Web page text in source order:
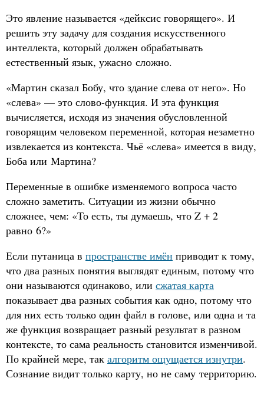
Это явление называется «дейксис говорящего». И
решить эту задачу для создания искусственного
интеллекта, который должен обрабатывать
естественный язык, ужасно сложно.
«Мартин сказал Бобу, что здание слева от него». Но
«слева» — это слово-функция. И эта функция
вычисляется, исходя из значения обусловленной
говорящим человеком переменной, которая незаметно
извлекается из контекста. Чьё «слева» имеется в виду,
Боба или Мартина?
Переменные в ошибке изменяемого вопроса часто
сложно заметить. Ситуации из жизни обычно
сложнее, чем: «То есть, ты думаешь, что Z + 2
равно 6?»
Если путаница в пространстве имён приводит к тому,
что два разных понятия выглядят единым, потому что
они называются одинаково, или сжатая карта
показывает два разных события как одно, потому что
для них есть только один файл в голове, или одна и та
же функция возвращает разный результат в разном
контексте, то сама реальность становится изменчивой.
По крайней мере, так алгоритм ощущается изнутри.
Сознание видит только карту, но не саму территорию.